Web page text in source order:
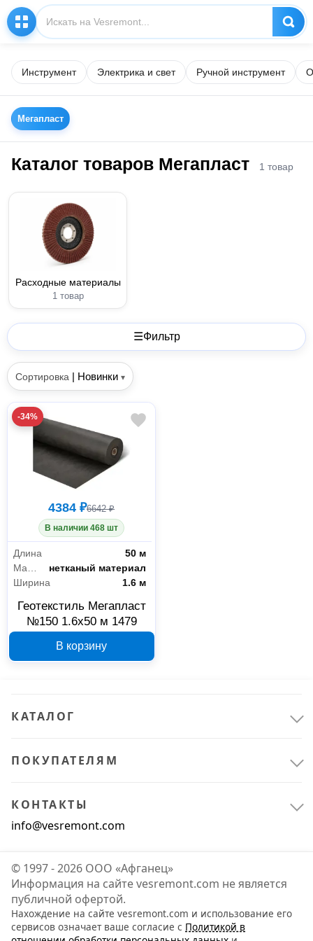
Инструмент Электрика и свет Ручной инструмент
Мегапласт
Каталог товаров Мегапласт 1 товар
Расходные материалы
1 товар
☰Фильтр
Сортировка | Новинки ▾
-34%
4384 ₽6642 ₽
В наличии 468 шт
Длина
50 м
нетканый материал
Ширина
1.6 м
Геотекстиль Мегапласт
№150 1.6x50 м 1479
В корзину
КАТАЛОГ
ПОКУПАТЕЛЯМ
КОНТАКТЫ
info@vesremont.com
© 1997 - 2026 ООО «Афганец»
Информация на сайте vesremont.com не является
публичной офертой.
Нахождение на сайте vesremont.com и использование его
сервисов означает ваше согласие с Политикой в